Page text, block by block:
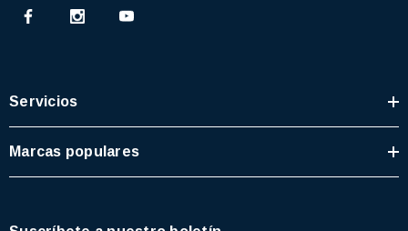
Servicios
Marcas populares